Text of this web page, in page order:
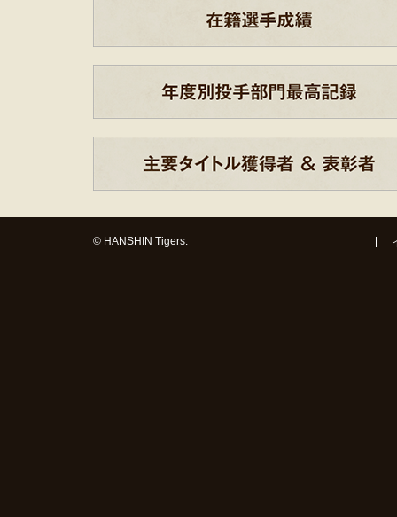
© HANSHIN Tigers.